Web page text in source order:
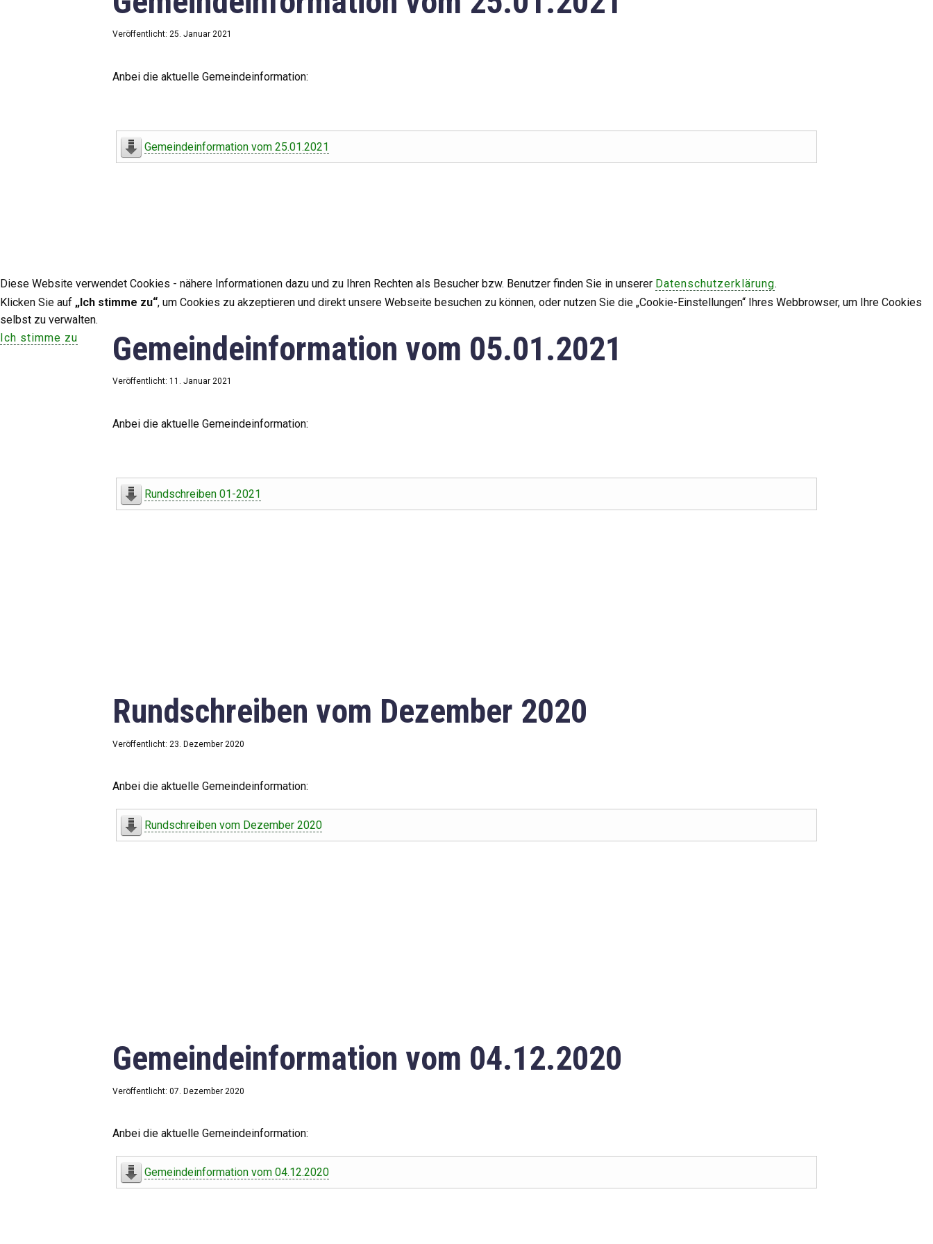
Veröffentlicht: 25. Januar 2021
Anbei die aktuelle Gemeindeinformation:
Gemeindeinformation vom 25.01.2021
Gemeindeinformation vom 05.01.2021
Veröffentlicht: 11. Januar 2021
Anbei die aktuelle Gemeindeinformation:
Rundschreiben 01-2021
Rundschreiben vom Dezember 2020
Veröffentlicht: 23. Dezember 2020
Anbei die aktuelle Gemeindeinformation:
Rundschreiben vom Dezember 2020
Gemeindeinformation vom 04.12.2020
Veröffentlicht: 07. Dezember 2020
Anbei die aktuelle Gemeindeinformation:
Gemeindeinformation vom 04.12.2020
Diese Website verwendet Cookies - nähere Informationen dazu und zu Ihren Rechten als Besucher bzw. Benutzer finden Sie in unserer Datenschutzerklärung.
Klicken Sie auf „Ich stimme zu“, um Cookies zu akzeptieren und direkt unsere Webseite besuchen zu können, oder nutzen Sie die „Cookie-Einstellungen“ Ihres Webbrowser, um Ihre Cookies
selbst zu verwalten.
Ich stimme zu